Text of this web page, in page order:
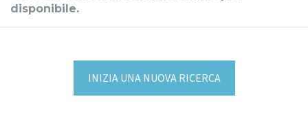
disponibile.
INIZIA UNA NUOVA RICERCA